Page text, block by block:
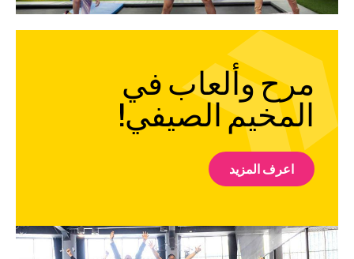
مرح وألعاب في
المخيم الصيفي!
اعرف المزيد